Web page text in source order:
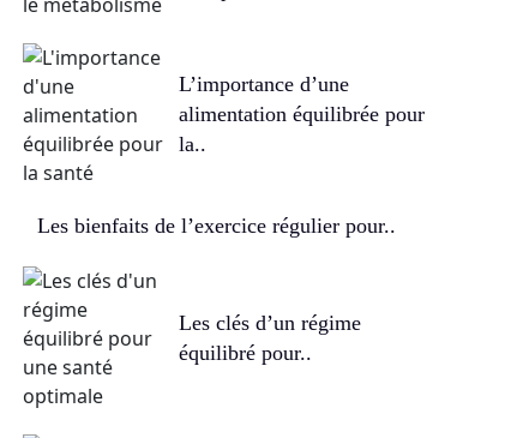
L’importance d’une
alimentation équilibrée pour
la..
Les bienfaits de l’exercice régulier pour..
Les clés d’un régime
équilibré pour..